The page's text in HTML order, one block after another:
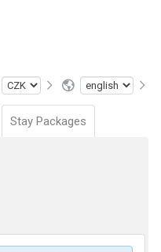
Stay Packages